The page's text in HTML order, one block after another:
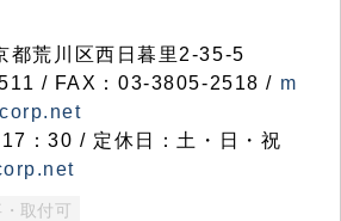
荒川区西日暮里2-35-5
/ FAX：03-3805-2518 / m
：30 / 定休日：土・日・祝
・取付可